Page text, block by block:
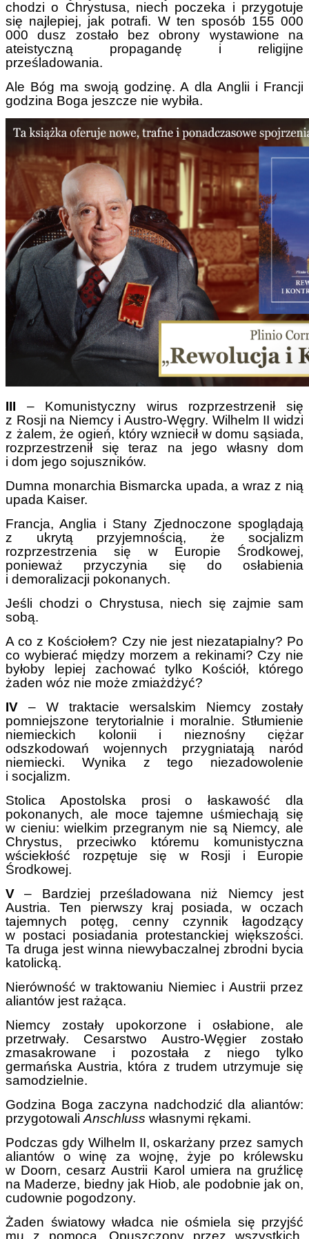
chodzi o Chrystusa, niech poczeka i przygotuje
się najlepiej, jak potrafi. W ten sposób 155 000
000 dusz zostało bez obrony wystawione na
ateistyczną propagandę i religijne
prześladowania.
Ale Bóg ma swoją godzinę. A dla Anglii i Francji
godzina Boga jeszcze nie wybiła.
III – Komunistyczny wirus rozprzestrzenił się
z Rosji na Niemcy i Austro-Węgry. Wilhelm II widzi
z żalem, że ogień, który wzniecił w domu sąsiada,
rozprzestrzenił się teraz na jego własny dom
i dom jego sojuszników.
Dumna monarchia Bismarcka upada, a wraz z nią
upada Kaiser.
Francja, Anglia i Stany Zjednoczone spoglądają
z ukrytą przyjemnością, że socjalizm
rozprzestrzenia się w Europie Środkowej,
ponieważ przyczynia się do osłabienia
i demoralizacji pokonanych.
Jeśli chodzi o Chrystusa, niech się zajmie sam
sobą.
A co z Kościołem? Czy nie jest niezatapialny? Po
co wybierać między morzem a rekinami? Czy nie
byłoby lepiej zachować tylko Kościół, którego
żaden wóz nie może zmiażdżyć?
IV – W traktacie wersalskim Niemcy zostały
pomniejszone terytorialnie i moralnie. Stłumienie
niemieckich kolonii i nieznośny ciężar
odszkodowań wojennych przygniatają naród
niemiecki. Wynika z tego niezadowolenie
i socjalizm.
Stolica Apostolska prosi o łaskawość dla
pokonanych, ale moce tajemne uśmiechają się
w cieniu: wielkim przegranym nie są Niemcy, ale
Chrystus, przeciwko któremu komunistyczna
wściekłość rozpętuje się w Rosji i Europie
Środkowej.
V – Bardziej prześladowana niż Niemcy jest
Austria. Ten pierwszy kraj posiada, w oczach
tajemnych potęg, cenny czynnik łagodzący
w postaci posiadania protestanckiej większości.
Ta druga jest winna niewybaczalnej zbrodni bycia
katolicką.
Nierówność w traktowaniu Niemiec i Austrii przez
aliantów jest rażąca.
Niemcy zostały upokorzone i osłabione, ale
przetrwały. Cesarstwo Austro-Węgier zostało
zmasakrowane i pozostała z niego tylko
germańska Austria, która z trudem utrzymuje się
samodzielnie.
Godzina Boga zaczyna nadchodzić dla aliantów:
przygotowaliAnschluss własnymi rękami.
Podczas gdy Wilhelm II, oskarżany przez samych
aliantów o winę za wojnę, żyje po królewsku
w Doorn, cesarz Austrii Karol umiera na gruźlicę
na Maderze, biedny jak Hiob, ale podobnie jak on,
cudownie pogodzony.
Żaden światowy władca nie ośmiela się przyjść
mu z pomocą. Opuszczony przez wszystkich,